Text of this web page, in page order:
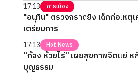
17:13 การเมือง
"อนุทิน" ตรวจกราดยิง เด็กก่อเหตุเ
เตรียมการ
17:13 Hot News
“ก้อง ห้วยไร่” เผยสุขภาพจิตแย่
บุญธรรม